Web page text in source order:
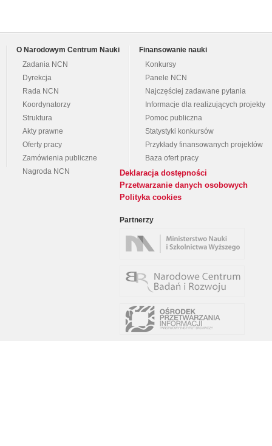
O Narodowym Centrum Nauki
Zadania NCN
Dyrekcja
Rada NCN
Koordynatorzy
Struktura
Akty prawne
Oferty pracy
Zamówienia publiczne
Nagroda NCN
Finansowanie nauki
Konkursy
Panele NCN
Najczęściej zadawane pytania
Informacje dla realizujących projekty
Pomoc publiczna
Statystyki konkursów
Przykłady finansowanych projektów
Baza ofert pracy
Deklaracja dostępności
Przetwarzanie danych osobowych
Polityka cookies
Partnerzy